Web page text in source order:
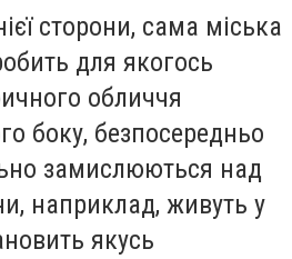
сторони, сама міська
для якогось
обличчя
боку, безпосередньо
замислюються над
наприклад, живуть у
якусь